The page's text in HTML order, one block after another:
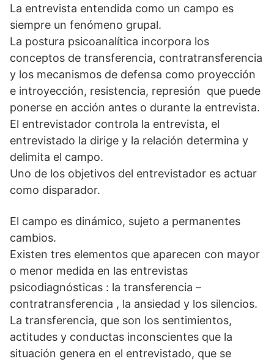
La entrevista entendida como un campo es
siempre un fenómeno grupal.
La postura psicoanalítica incorpora los
conceptos de transferencia, contratransferencia
y los mecanismos de defensa como proyección
e introyección, resistencia, represión que puede
ponerse en acción antes o durante la entrevista.
El entrevistador controla la entrevista, el
entrevistado la dirige y la relación determina y
delimita el campo.
Uno de los objetivos del entrevistador es actuar
como disparador.
El campo es dinámico, sujeto a permanentes
cambios.
Existen tres elementos que aparecen con mayor
o menor medida en las entrevistas
psicodiagnósticas : la transferencia –
contratransferencia , la ansiedad y los silencios.
La transferencia, que son los sentimientos,
actitudes y conductas inconscientes que la
situación genera en el entrevistado, que se